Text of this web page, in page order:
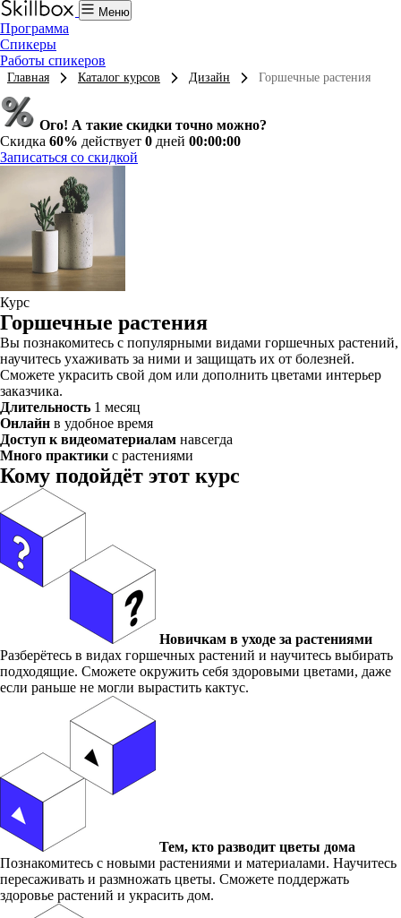
Меню
Программа
Спикеры
Работы спикеров
Главная Каталог курсов Дизайн Горшечные растения
Ого! А такие скидки точно можно?
Скидка 60% действует 0 дней 00:00:00
Записаться со скидкой
Курс
Горшечные растения
Вы познакомитесь с популярными видами горшечных растений,
научитесь ухаживать за ними и защищать их от болезней.
Сможете украсить свой дом или дополнить цветами интерьер
заказчика.
Длительность 1 месяц
Онлайн в удобное время
Доступ к видеоматериалам навсегда
Много практики с растениями
Кому подойдёт этот курс
Новичкам в уходе за растениями
Разберётесь в видах горшечных растений и научитесь выбирать
подходящие. Сможете окружить себя здоровыми цветами, даже
если раньше не могли вырастить кактус.
Тем, кто разводит цветы дома
Познакомитесь с новыми растениями и материалами. Научитесь
пересаживать и размножать цветы. Сможете поддержать
здоровье растений и украсить дом.